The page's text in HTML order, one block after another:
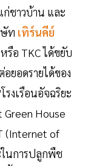
ชาวบ้าน และ
ท เทิร์นคีย์
รือ TKC ได้ขยับ
ยอดรายได้ของ
รงเรือนอัจฉริยะ
House
(Internet of
ในการปลูกพืช